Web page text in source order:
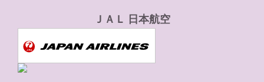
ＪＡＬ 日本航空